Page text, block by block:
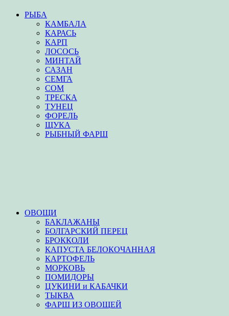
РЫБА
КАМБАЛА
КАРАСЬ
КАРП
ЛОСОСЬ
МИНТАЙ
САЗАН
СЕМГА
СОМ
ТРЕСКА
ТУНЕЦ
ФОРЕЛЬ
ЩУКА
РЫБНЫЙ ФАРШ
ОВОЩИ
БАКЛАЖАНЫ
БОЛГАРСКИЙ ПЕРЕЦ
БРОККОЛИ
КАПУСТА БЕЛОКОЧАННАЯ
КАРТОФЕЛЬ
МОРКОВЬ
ПОМИДОРЫ
ЦУКИНИ и КАБАЧКИ
ТЫКВА
ФАРШ ИЗ ОВОЩЕЙ